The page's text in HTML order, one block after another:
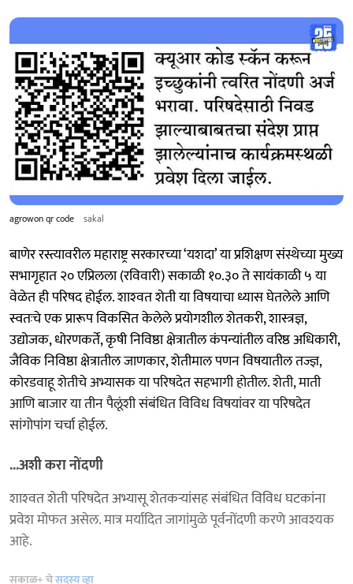
agrowon qr code sakal
बाणेर रस्त्यावरील महाराष्ट्र सरकारच्या ‘यशदा’ या प्रशिक्षण संस्थेच्या मुख्य
सभागृहात २० एप्रिलला (रविवारी) सकाळी १०.३० ते सायंकाळी ५ या
वेळेत ही परिषद होईल. शाश्‍वत शेती या विषयाचा ध्यास घेतलेले आणि
स्वतःचे एक प्रारूप विकसित केलेले प्रयोगशील शेतकरी, शास्त्रज्ञ,
उद्योजक, धोरणकर्ते, कृषी निविष्ठा क्षेत्रातील कंपन्यांतील वरिष्ठ अधिकारी,
जैविक निविष्ठा क्षेत्रातील जाणकार, शेतीमाल पणन विषयातील तज्ज्ञ,
कोरडवाहू शेतीचे अभ्यासक या परिषदेत सहभागी होतील. शेती, माती
आणि बाजार या तीन पैलूंशी संबंधित विविध विषयांवर या परिषदेत
सांगोपांग चर्चा होईल.
...अशी करा नोंदणी
शाश्‍वत शेती परिषदेत अभ्यासू शेतकऱ्यांसह संबंधित विविध घटकांना
प्रवेश मोफत असेल. मात्र मर्यादित जागांमुळे पूर्वनोंदणी करणे आवश्यक
आहे.
सकाळ+ चेसदस्य व्हा